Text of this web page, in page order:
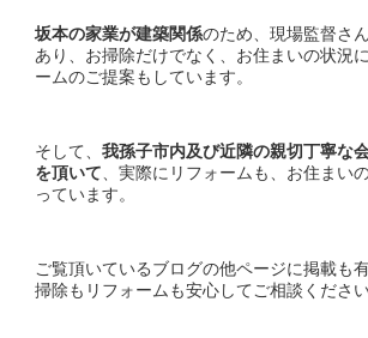
坂本の家業が建築関係のため、現場監督さ
あり、お掃除だけでなく、お住まいの状況
ームのご提案もしています。
そして、 我孫子市内及び近隣の親切丁寧な
を頂いて 、実際にリフォームも、お住まい
っています。
ご覧頂いているブログの他ページに掲載も
掃除もリフォームも安心してご相談ください